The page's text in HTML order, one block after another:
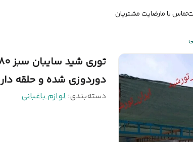
تماس با مارضایت مشتریان
دوردوزی شده و حلقه دار
دسته‌بندی:لوازم باغبانی